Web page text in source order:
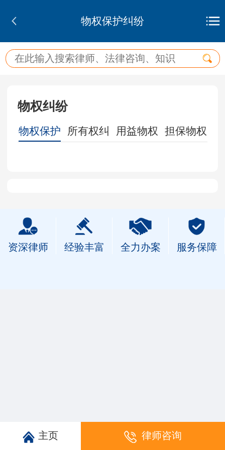
物权保护纠纷
物权纠纷
物权保护 所有权纠 用益物权 担保物权
资深律师 经验丰富 全力办案 服务保障
主页 律师咨询